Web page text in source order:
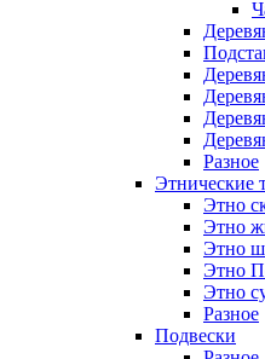
Разное
Этнические
Этно
Этно
Этно
Этно
Этно
Разное
Подвески